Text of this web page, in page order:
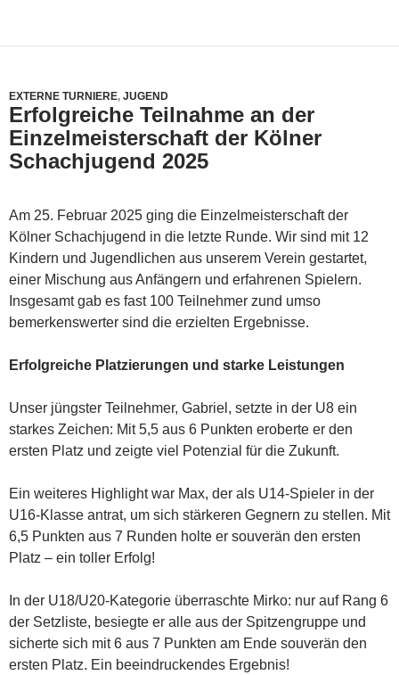
EXTERNE TURNIERE, JUGEND
Erfolgreiche Teilnahme an der
Einzelmeisterschaft der Kölner
Schachjugend 2025
Am 25. Februar 2025 ging die Einzelmeisterschaft der
Kölner Schachjugend in die letzte Runde. Wir sind mit 12
Kindern und Jugendlichen aus unserem Verein gestartet,
einer Mischung aus Anfängern und erfahrenen Spielern.
Insgesamt gab es fast 100 Teilnehmer zund umso
bemerkenswerter sind die erzielten Ergebnisse.
Erfolgreiche Platzierungen und starke Leistungen
Unser jüngster Teilnehmer, Gabriel, setzte in der U8 ein
starkes Zeichen: Mit 5,5 aus 6 Punkten eroberte er den
ersten Platz und zeigte viel Potenzial für die Zukunft.
Ein weiteres Highlight war Max, der als U14-Spieler in der
U16-Klasse antrat, um sich stärkeren Gegnern zu stellen. Mit
6,5 Punkten aus 7 Runden holte er souverän den ersten
Platz – ein toller Erfolg!
In der U18/U20-Kategorie überraschte Mirko: nur auf Rang 6
der Setzliste, besiegte er alle aus der Spitzengruppe und
sicherte sich mit 6 aus 7 Punkten am Ende souverän den
ersten Platz. Ein beeindruckendes Ergebnis!